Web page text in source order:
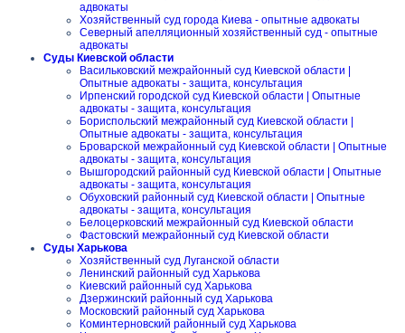
адвокаты
Хозяйственный суд города Киева - опытные адвокаты
Северный апелляционный хозяйственный суд - опытные
адвокаты
Суды Киевской области
Васильковский межрайонный суд Киевской области |
Опытные адвокаты - защита, консультация
Ирпенский городской суд Киевской области | Опытные
адвокаты - защита, консультация
Бориспольский межрайонный суд Киевской области |
Опытные адвокаты - защита, консультация
Броварской межрайонный суд Киевской области | Опытные
адвокаты - защита, консультация
Вышгородский районный суд Киевской области | Опытные
адвокаты - защита, консультация
Обуховский районный суд Киевской области | Опытные
адвокаты - защита, консультация
Белоцерковский межрайонный суд Киевской области
Фастовский межрайонный суд Киевской области
Суды Харькова
Хозяйственный суд Луганской области
Ленинский районный суд Харькова
Киевский районный суд Харькова
Дзержинский районный суд Харькова
Московский районный суд Харькова
Коминтерновский районный суд Харькова